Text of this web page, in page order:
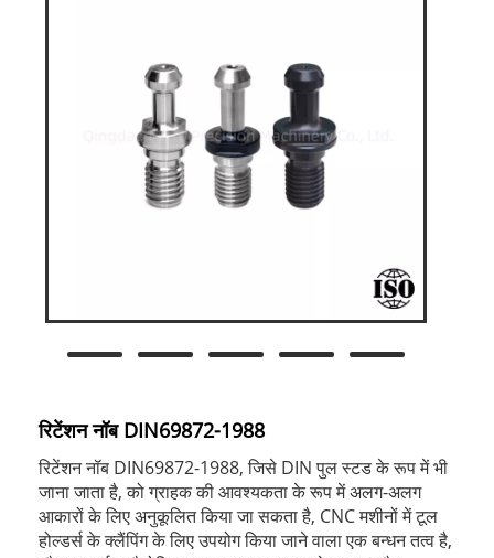
रिटेंशन नॉब DIN69872-1988
रिटेंशन नॉब DIN69872-1988, जिसे DIN पुल स्टड के रूप में भी
जाना जाता है, को ग्राहक की आवश्यकता के रूप में अलग-अलग
आकारों के लिए अनुकूलित किया जा सकता है, CNC मशीनों में टूल
होल्डर्स के क्लैंपिंग के लिए उपयोग किया जाने वाला एक बन्धन तत्व है,